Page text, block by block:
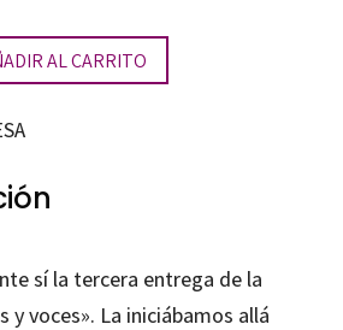
AL CARRITO
sí la tercera entrega de la
y voces». La iniciábamos allá